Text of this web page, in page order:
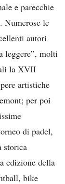
e parecchie
Numerose le
autori
leggere”, molti
la XVII
artistiche
per poi
di padel,
storica
edizione della
bike